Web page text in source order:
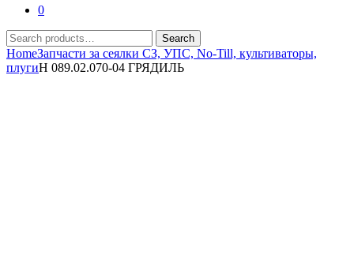
0
Search
for:
Search
HomeЗапчасти за сеялки СЗ, УПС, No-Till, культиваторы,
плугиН 089.02.070-04 ГРЯДИЛЬ